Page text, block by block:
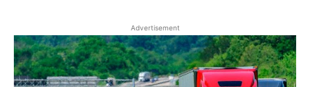
Advertisement